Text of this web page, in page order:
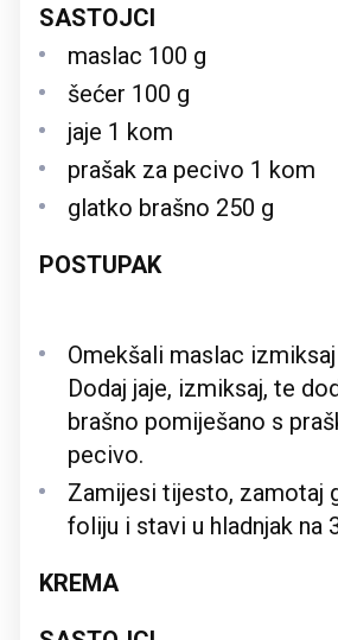
SASTOJCI
maslac 100 g
šećer 100 g
jaje 1 kom
prašak za pecivo 1 kom
glatko brašno 250 g
POSTUPAK
Omekšali maslac
Dodaj jaje, izmiksaj, te
brašno pomiješano s
pecivo.
Zamijesi tijesto, zamotaj
foliju i stavi u hladnjak na
KREMA